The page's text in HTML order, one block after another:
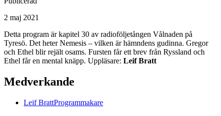
2 maj 2021
Detta program är kapitel 30 av radioföljetången Vålnaden på
Tyresö. Det heter Nemesis – vilken är hämndens gudinna. Gregor
och Ethel blir rejält osams. Fursten får ett brev från Ryssland och
Ethel får en mental knäpp. Uppläsare: Leif Bratt
Medverkande
Leif BrattProgrammakare